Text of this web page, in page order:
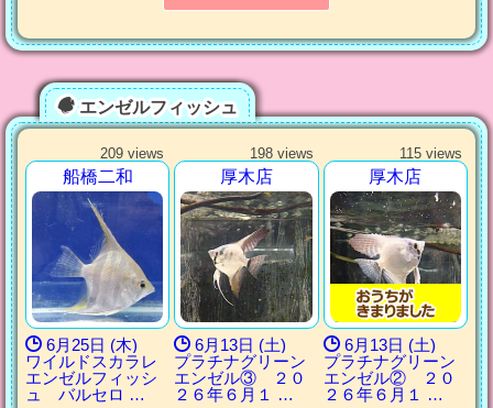
エンゼルフィッシュ
209 views
船橋二和
6月25日 (木)
ワイルドスカラレ
エンゼルフィッシ
ュ バルセロ …
198 views
厚木店
6月13日 (土)
プラチナグリーン
エンゼル③ ２０
２６年６月１ …
115 views
厚木店
6月13日 (土)
プラチナグリーン
エンゼル② ２０
２６年６月１ …